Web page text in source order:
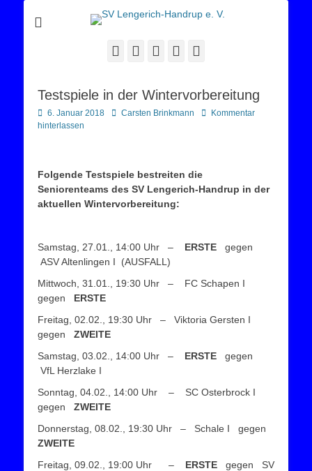
SV Lengerich-
Handrup e. V.
Sportverein Lengerich Handrup
Facebook
Twitter YouTube
Testspiele in der Wintervorbereitung
Posted
on
6. Januar 2018 AutorCarsten Brinkmann
Kommentar
hinterlassen
Folgende Testspiele bestreiten die
Seniorenteams des SV Lengerich-Handrup in der
aktuellen Wintervorbereitung:
Samstag, 27.01., 14:00 Uhr – ERSTE gegen
ASV Altenlingen I (AUSFALL)
Mittwoch, 31.01., 19:30 Uhr – FC Schapen I
gegen
ERSTE
Freitag, 02.02., 19:30 Uhr – Viktoria Gersten I
gegen
ZWEITE
Samstag, 03.02., 14:00 Uhr – ERSTE gegen
VfL Herzlake I
Sonntag, 04.02., 14:00 Uhr – SC Osterbrock I
gegen ZWEITE
Donnerstag, 08.02., 19:30 Uhr – Schale I gegen
ZWEITE
Freitag, 09.02., 19:00 Uhr – ERSTE gegen SV